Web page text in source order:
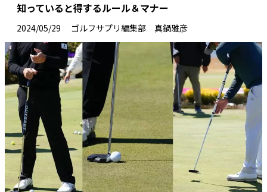
知っていると得するルール＆マナー
2024/05/29 ゴルフサプリ編集部 真鍋雅彦